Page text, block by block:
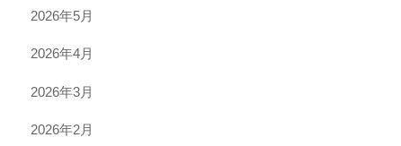
2026年5月
2026年4月
2026年3月
2026年2月